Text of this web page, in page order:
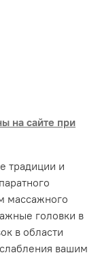
на сайте при
традиции и
массажного
головки в
в области
вашим